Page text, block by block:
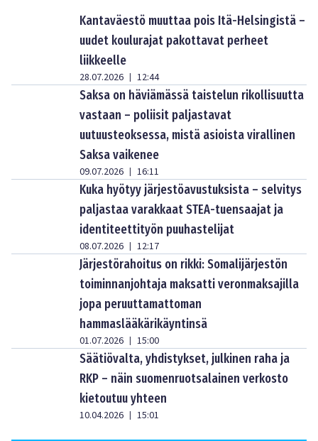
Kantaväestö muuttaa pois Itä-Helsingistä –
uudet koulurajat pakottavat perheet
liikkeelle
28.07.2026 | 12:44
Saksa on häviämässä taistelun rikollisuutta
vastaan – poliisit paljastavat
uutuusteoksessa, mistä asioista virallinen
Saksa vaikenee
09.07.2026 | 16:11
Kuka hyötyy järjestöavustuksista – selvitys
paljastaa varakkaat STEA-tuensaajat ja
identiteettityön puuhastelijat
08.07.2026 | 12:17
Järjestörahoitus on rikki: Somalijärjestön
toiminnanjohtaja maksatti veronmaksajilla
jopa peruuttamattoman
hammaslääkärikäyntinsä
01.07.2026 | 15:00
Säätiövalta, yhdistykset, julkinen raha ja
RKP – näin suomenruotsalainen verkosto
kietoutuu yhteen
10.04.2026 | 15:01